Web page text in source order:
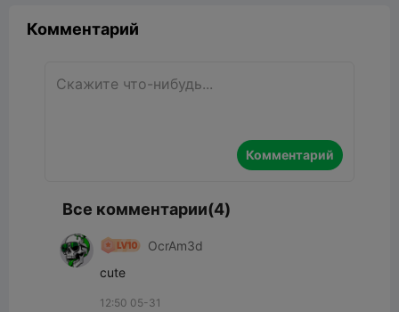
Комментарий
Комментарий
Все комментарии(4)
OcrAm3d
cute
12:50 05-31